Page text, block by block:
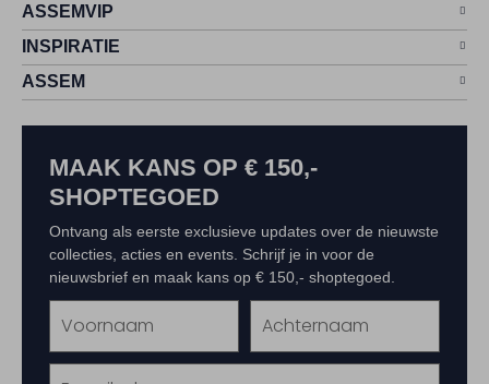
ASSEMVIP
INSPIRATIE
ASSEM
MAAK KANS OP € 150,-
SHOPTEGOED
Ontvang als eerste exclusieve updates over de nieuwste
collecties, acties en events. Schrijf je in voor de
nieuwsbrief en maak kans op € 150,- shoptegoed.